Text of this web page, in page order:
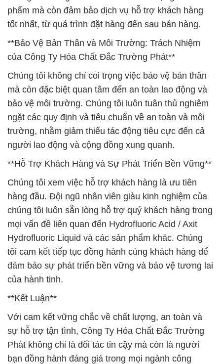
phẩm mà còn đảm bảo dịch vụ hỗ trợ khách hàng
tốt nhất, từ quá trình đặt hàng đến sau bán hàng.
**Bảo Vệ Bản Thân và Môi Trường: Trách Nhiệm
của Công Ty Hóa Chất Đắc Trường Phát**
Chúng tôi không chỉ coi trọng việc bảo vệ bản thân
mà còn đặc biệt quan tâm đến an toàn lao động và
bảo vệ môi trường. Chúng tôi luôn tuân thủ nghiêm
ngặt các quy định và tiêu chuẩn về an toàn và môi
trường, nhằm giảm thiểu tác động tiêu cực đến cả
người lao động và cộng đồng xung quanh.
**Hỗ Trợ Khách Hàng và Sự Phát Triển Bền Vững**
Chúng tôi xem việc hỗ trợ khách hàng là ưu tiên
hàng đầu. Đội ngũ nhân viên giàu kinh nghiệm của
chúng tôi luôn sẵn lòng hỗ trợ quý khách hàng trong
mọi vấn đề liên quan đến Hydrofluoric Acid / Axit
Hydrofluoric Liquid và các sản phẩm khác. Chúng
tôi cam kết tiếp tục đồng hành cùng khách hàng để
đảm bảo sự phát triển bền vững và bảo vệ tương lai
của hành tinh.
**Kết Luận**
Với cam kết vững chắc về chất lượng, an toàn và
sự hỗ trợ tận tình, Công Ty Hóa Chất Đắc Trường
Phát không chỉ là đối tác tin cậy mà còn là người
bạn đồng hành đáng giá trong mọi ngành công